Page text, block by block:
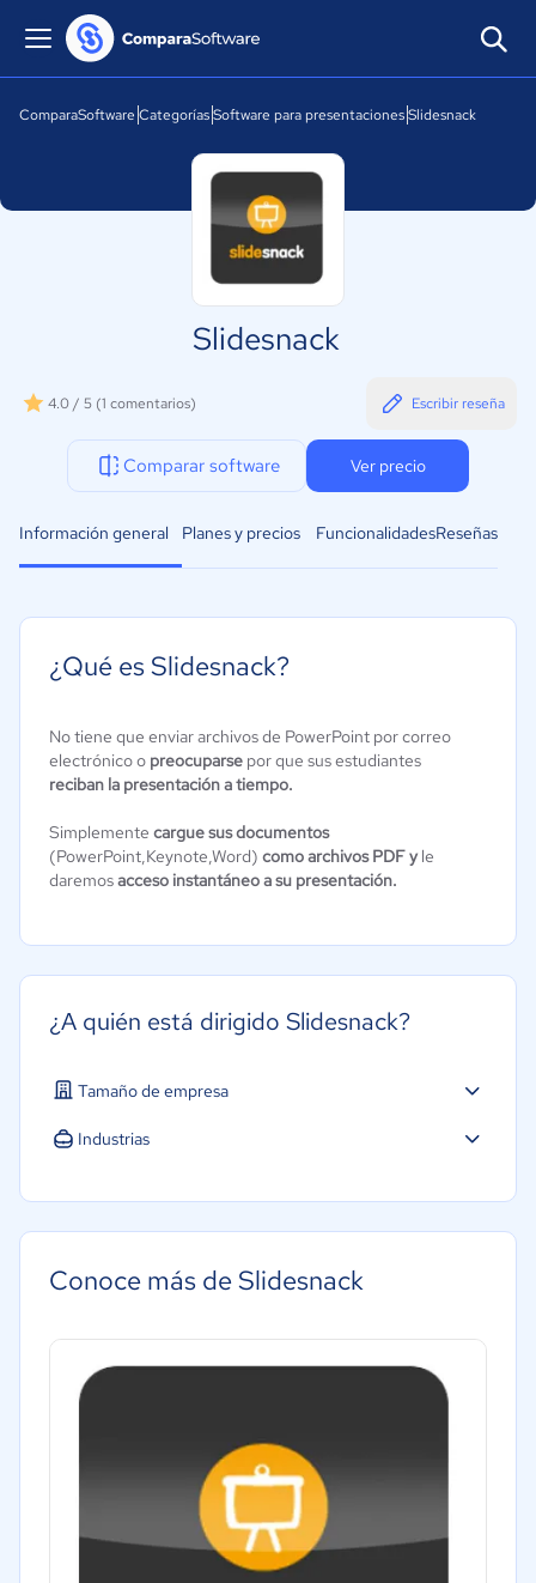
ComparaSoftware CategoríasSoftware para presentacionesSlidesnack
Slidesnack
4.0 / 5 (1 comentarios) Escribir reseña
Comparar software Ver precio
Información general Planes y precios FuncionalidadesReseñas
¿Qué es Slidesnack?
No tiene que enviar archivos de PowerPoint por correo
electrónico o preocuparse por que sus estudiantes
reciban la presentación a tiempo.
Simplemente cargue sus documentos
(PowerPoint,Keynote,Word) como archivos PDF y le
daremosacceso instantáneo a su presentación.
¿A quién está dirigido Slidesnack?
Tamaño de empresa
Industrias
Conoce más de Slidesnack